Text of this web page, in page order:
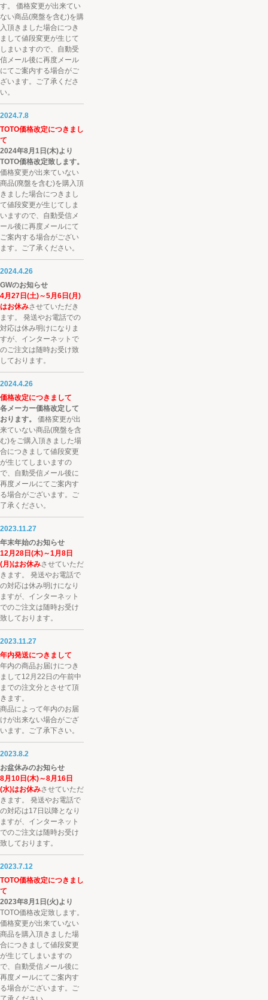
す。 価格変更が出来てい
ない商品(廃盤を含む)を購
入頂きました場合につき
まして値段変更が生じて
しまいますので、自動受
信メール後に再度メール
にてご案内する場合がご
ざいます。ご了承くださ
い。
2024.7.8
TOTO価格改定につきまし
て
2024年8月1日(木)より
TOTO価格改定致します。
価格変更が出来ていない
商品(廃盤を含む)を購入頂
きました場合につきまし
て値段変更が生じてしま
いますので、自動受信メ
ール後に再度メールにて
ご案内する場合がござい
ます。ご了承ください。
2024.4.26
GWのお知らせ
4月27日(土)～5月6日(月)
はお休みさせていただき
ます。 発送やお電話での
対応は休み明けになりま
すが、インターネットで
のご注文は随時お受け致
しております。
2024.4.26
価格改定につきまして
各メーカー価格改定して
おります。
価格変更が出
来ていない商品(廃盤を含
む)をご購入頂きました場
合につきまして値段変更
が生じてしまいますの
で、自動受信メール後に
再度メールにてご案内す
る場合がございます。ご
了承ください。
2023.11.27
年末年始のお知らせ
12月28日(木)～1月8日
(月)はお休みさせていただ
きます。 発送やお電話で
の対応は休み明けになり
ますが、インターネット
でのご注文は随時お受け
致しております。
2023.11.27
年内発送につきまして
年内の商品お届けにつき
まして12月22日の午前中
までの注文分とさせて頂
きます。
商品によって年内のお届
けが出来ない場合がござ
います。ご了承下さい。
2023.8.2
お盆休みのお知らせ
8月10日(木)～8月16日
(水)はお休みさせていただ
きます。 発送やお電話で
の対応は17日以降となり
ますが、インターネット
でのご注文は随時お受け
致しております。
2023.7.12
TOTO価格改定につきまし
て
2023年8月1日(火)より
TOTO価格改定致します。
価格変更が出来ていない
商品を購入頂きました場
合につきまして値段変更
が生じてしまいますの
で、自動受信メール後に
再度メールにてご案内す
る場合がございます。ご